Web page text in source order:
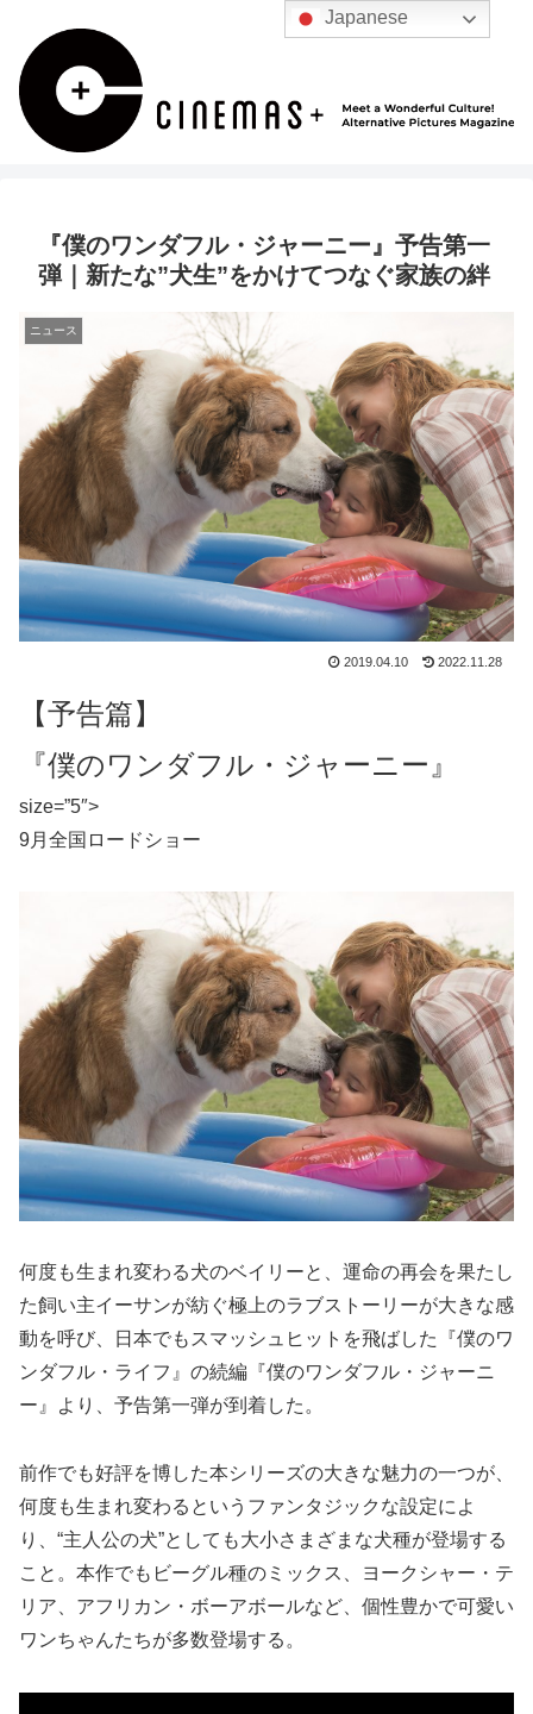
『僕のワンダフル・ジャーニー』予告第一
弾｜新たな”犬生”をかけてつなぐ家族の絆
ニュース
2019.04.10 2022.11.28
【予告篇】
『僕のワンダフル・ジャーニー』
size=”5″>
9月全国ロードショー
何度も生まれ変わる犬のベイリーと、運命の再会を果たし
た飼い主イーサンが紡ぐ極上のラブストーリーが大きな感
動を呼び、日本でもスマッシュヒットを飛ばした『僕のワ
ンダフル・ライフ』の続編『僕のワンダフル・ジャーニ
ー』より、予告第一弾が到着した。
前作でも好評を博した本シリーズの大きな魅力の一つが、
何度も生まれ変わるというファンタジックな設定によ
り、“主人公の犬”としても大小さまざまな犬種が登場する
こと。本作でもビーグル種のミックス、ヨークシャー・テ
リア、アフリカン・ボーアボールなど、個性豊かで可愛い
ワンちゃんたちが多数登場する。
Japanese